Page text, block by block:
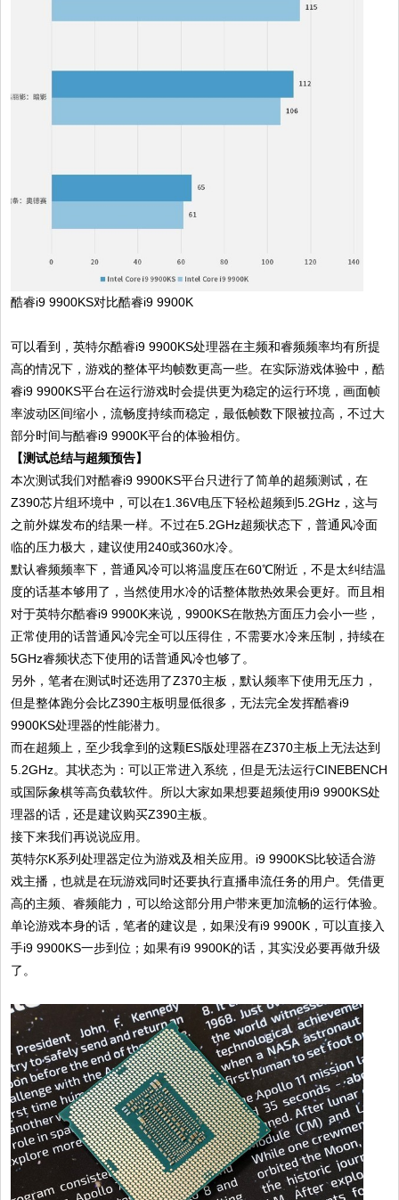
酷睿i9 9900KS对比酷睿i9 9900K
可以看到，英特尔酷睿i9 9900KS处理器在主频和睿频频率均有所提
高的情况下，游戏的整体平均帧数更高一些。在实际游戏体验中，酷
睿i9 9900KS平台在运行游戏时会提供更为稳定的运行环境，画面帧
率波动区间缩小，流畅度持续而稳定，最低帧数下限被拉高，不过大
部分时间与酷睿i9 9900K平台的体验相仿。
【测试总结与超频预告】
本次测试我们对酷睿i9 9900KS平台只进行了简单的超频测试，在
Z390芯片组环境中，可以在1.36V电压下轻松超频到5.2GHz，这与
之前外媒发布的结果一样。不过在5.2GHz超频状态下，普通风冷面
临的压力极大，建议使用240或360水冷。
默认睿频频率下，普通风冷可以将温度压在60℃附近，不是太纠结温
度的话基本够用了，当然使用水冷的话整体散热效果会更好。而且相
对于英特尔酷睿i9 9900K来说，9900KS在散热方面压力会小一些，
正常使用的话普通风冷完全可以压得住，不需要水冷来压制，持续在
5GHz睿频状态下使用的话普通风冷也够了。
另外，笔者在测试时还选用了Z370主板，默认频率下使用无压力，
但是整体跑分会比Z390主板明显低很多，无法完全发挥酷睿i9
9900KS处理器的性能潜力。
而在超频上，至少我拿到的这颗ES版处理器在Z370主板上无法达到
5.2GHz。其状态为：可以正常进入系统，但是无法运行CINEBENCH
或国际象棋等高负载软件。所以大家如果想要超频使用i9 9900KS处
理器的话，还是建议购买Z390主板。
接下来我们再说说应用。
英特尔K系列处理器定位为游戏及相关应用。i9 9900KS比较适合游
戏主播，也就是在玩游戏同时还要执行直播串流任务的用户。凭借更
高的主频、睿频能力，可以给这部分用户带来更加流畅的运行体验。
单论游戏本身的话，笔者的建议是，如果没有i9 9900K，可以直接入
手i9 9900KS一步到位；如果有i9 9900K的话，其实没必要再做升级
了。